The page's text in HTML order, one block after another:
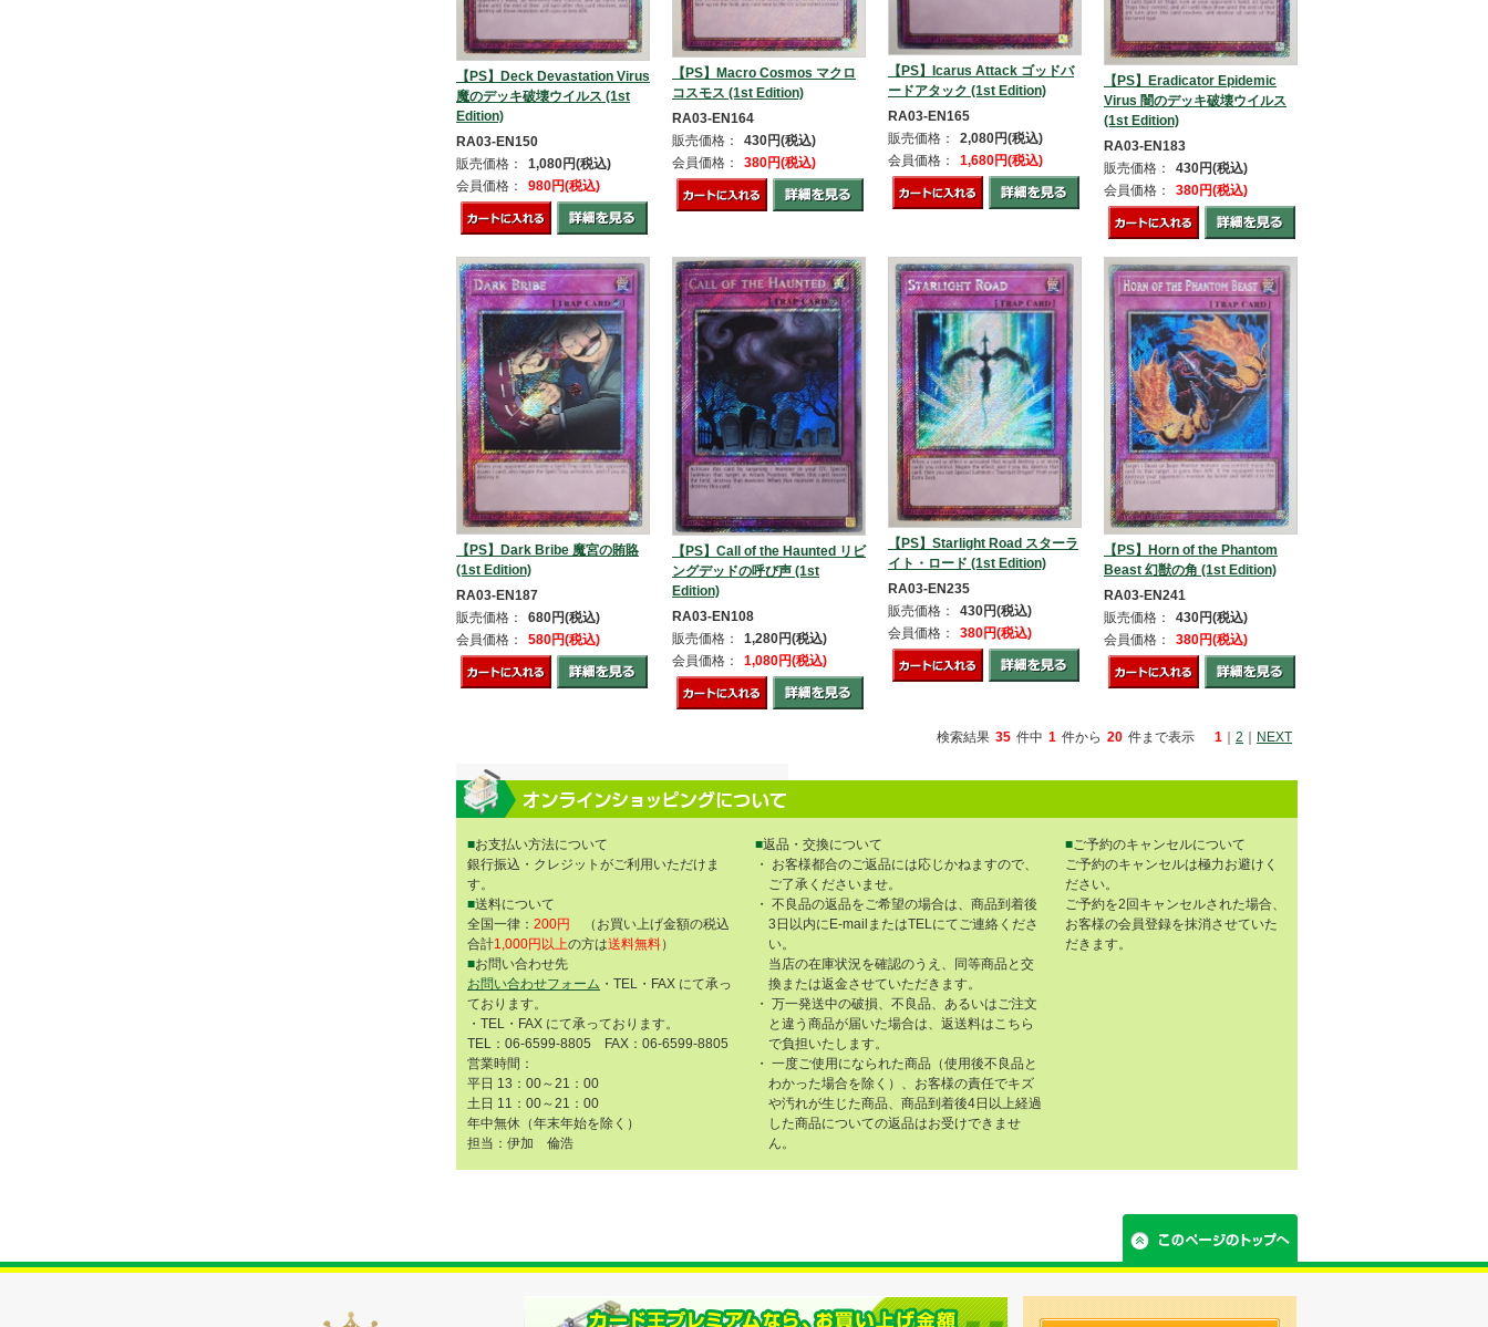
【PS】Deck Devastation Virus
魔のデッキ破壊ウイルス (1st
Edition)
RA03-EN150
販売価格：
1,080円(税込)
会員価格：
980円(税込)
【PS】Macro Cosmos マクロ
コスモス (1st Edition)
RA03-EN164
販売価格：
430円(税込)
会員価格：
380円(税込)
【PS】Icarus Attack ゴッドバ
ードアタック (1st Edition)
RA03-EN165
販売価格：
2,080円(税込)
会員価格：
1,680円(税込)
【PS】Eradicator Epidemic
Virus 闇のデッキ破壊ウイルス
(1st Edition)
RA03-EN183
販売価格：
430円(税込)
会員価格：
380円(税込)
【PS】Dark Bribe 魔宮の賄賂
(1st Edition)
RA03-EN187
販売価格：
680円(税込)
会員価格：
580円(税込)
【PS】Call of the Haunted リビ
ングデッドの呼び声 (1st
Edition)
RA03-EN108
販売価格：
1,280円(税込)
会員価格：
1,080円(税込)
【PS】Starlight Road スターラ
イト・ロード (1st Edition)
RA03-EN235
販売価格：
430円(税込)
会員価格：
380円(税込)
【PS】Horn of the Phantom
Beast 幻獣の角 (1st Edition)
RA03-EN241
販売価格：
430円(税込)
会員価格：
380円(税込)
検索結果 35 件中 1 件から 20 件まで表示 1 2 NEXT
■お支払い方法について
銀行振込・クレジットがご利用いただけま
す。
■送料について
全国一律： 200円
（お買い上げ金額の税込
合計1,000円以上の方は送料無料）
■お問い合わせ先
お問い合わせフォーム ・TEL・FAX にて承っ
ております。
・TEL・FAX にて承っております。
TEL：06-6599-8805 FAX：06-6599-8805
営業時間：
平日 13：00～21：00
土日 11：00～21：00
年中無休（年末年始を除く）
担当：伊加 倫浩
■返品・交換について
・ お客様都合のご返品には応じかねますので、
ご了承くださいませ。
・ 不良品の返品をご希望の場合は、商品到着後
3日以内にE-mailまたはTELにてご連絡くださ
い。
当店の在庫状況を確認のうえ、同等商品と交
換または返金させていただきます。
・ 万一発送中の破損、不良品、あるいはご注文
と違う商品が届いた場合は、返送料はこちら
で負担いたします。
・ 一度ご使用になられた商品（使用後不良品と
わかった場合を除く）、お客様の責任でキズ
や汚れが生じた商品、商品到着後4日以上経過
した商品についての返品はお受けできませ
ん。
■ご予約のキャンセルについて
ご予約のキャンセルは極力お避けく
ださい。
ご予約を2回キャンセルされた場合、
お客様の会員登録を抹消させていた
だきます。